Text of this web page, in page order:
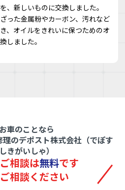
、新しいものに交換しました。
った金属粉やカーボン、汚れなど
、オイルをきれいに保つためのオ
しました。
車のことなら
のデポスト株式会社（でぽす
きがいしゃ）
相談は無料です
相談ください